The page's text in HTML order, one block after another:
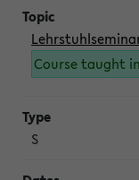
Course taught
S